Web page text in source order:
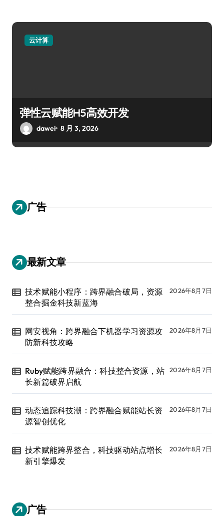
云计算
弹性云赋能H5高效开发
dawei 8 月 3, 2026
广告
最新文章
技术赋能小程序：跨界融合破局，资源
整合掘金科技新蓝海
2026年8月7日
网安视角：跨界融合下机器学习资源攻
防新科技攻略
2026年8月7日
Ruby赋能跨界融合：科技整合资源，站
长新篇破界启航
2026年8月7日
动态追踪科技潮：跨界融合赋能站长资
源智创优化
2026年8月7日
技术赋能跨界整合，科技驱动站点增长
新引擎爆发
2026年8月7日
广告